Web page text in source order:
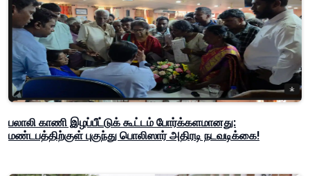
பலாலி காணி இழப்பீட்டுக் கூட்டம் போர்க்களமானது:
மண்டபத்திற்குள் புகுந்து பொலிஸார் அதிரடி நடவடிக்கை!